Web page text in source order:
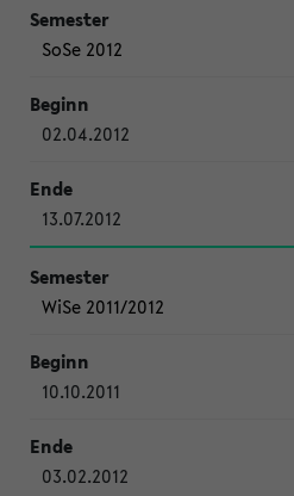
SoSe 2012
02.04.2012
13.07.2012
WiSe 2011/2012
10.10.2011
03.02.2012